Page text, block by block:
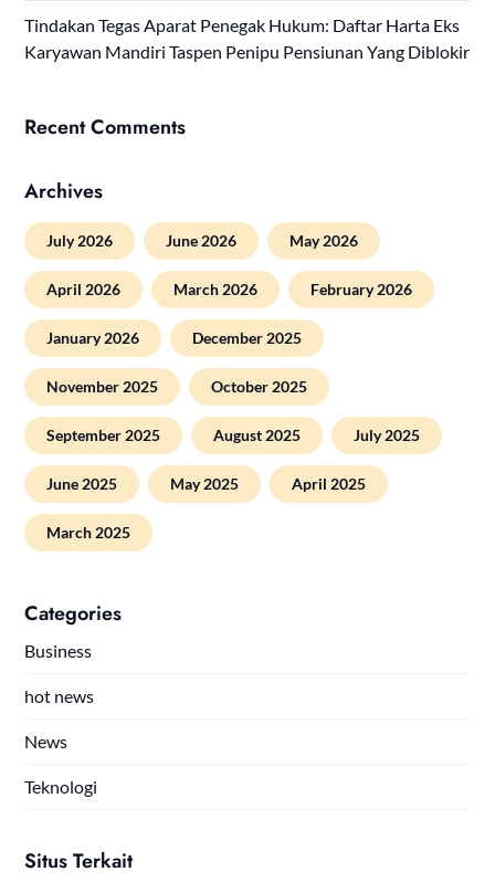
Tindakan Tegas Aparat Penegak Hukum: Daftar Harta Eks
Karyawan Mandiri Taspen Penipu Pensiunan Yang Diblokir
Recent Comments
Archives
July 2026 June 2026 May 2026
April 2026 March 2026 February 2026
January 2026 December 2025
November 2025 October 2025
September 2025 August 2025 July 2025
June 2025 May 2025 April 2025
March 2025
Categories
Business
hot news
News
Teknologi
Situs Terkait